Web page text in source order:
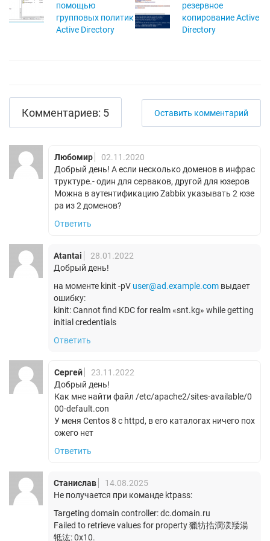
помощью
групповых политик
Active Directory
резервное
копирование Active
Directory
Комментариев: 5 Оставить комментарий
Любомир
02.11.2020
Добрый день! А если несколько доменов в инфрас
труктуре.- один для серваков, другой для юзеров
Можна в аутентификацию Zabbix указывать 2 юзе
ра из 2 доменов?
Ответить
Atantai
28.01.2022
Добрый день!
на моменте kinit -pV user@ad.example.com выдает
ошибку:
kinit: Cannot find KDC for realm «snt.kg» while getting
initial credentials
Ответить
Сергей
23.11.2022
Добрый день!
Как мне найти файл /etc/apache2/sites-available/0
00-default.con
У меня Centos 8 с httpd, в его каталогах ничего пох
ожего нет
Ответить
Станислав
14.08.2025
Не получается при команде ktpass:
Targeting domain controller: dc.domain.ru
Failed to retrieve values for property 獵牥捁潣湵䍴湯
牴汯: 0x10.